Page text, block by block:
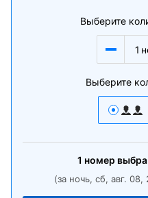
Выберите
1
Выберите
1 номер
(за ночь, сб, авг.